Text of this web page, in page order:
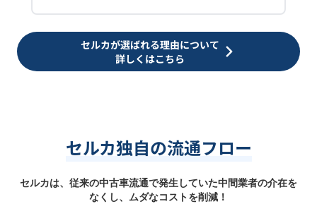
セルカが選ばれる理由について
詳しくはこちら
セルカ独自の流通フロー
セルカは、従来の中古車流通で発生していた中間業者の介在を
なくし、ムダなコストを削減！